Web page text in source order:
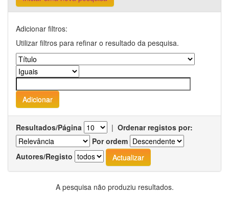
Adicionar filtros:
Utilizar filtros para refinar o resultado da pesquisa.
Resultados/Página | Ordenar registos por:
Por ordem
Autores/Registo
A pesquisa não produziu resultados.